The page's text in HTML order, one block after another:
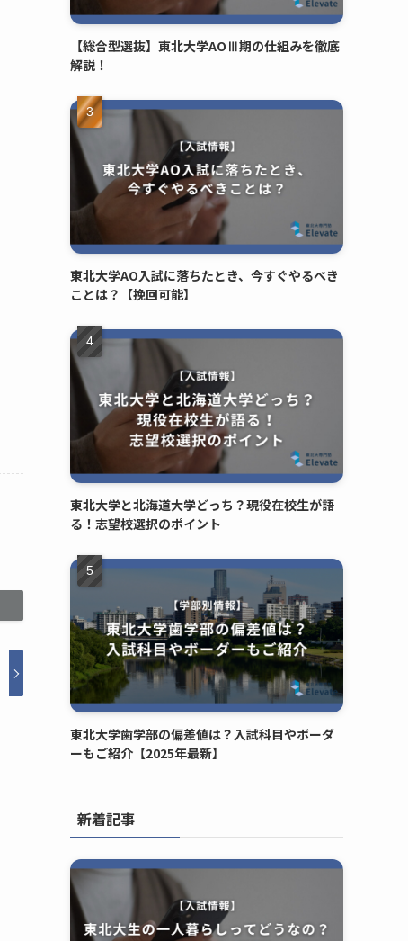
【総合型選抜】東北大学AOⅢ期の仕組みを徹底
解説！
東北大学AO入試に落ちたとき、今すぐやるべき
ことは？【挽回可能】
東北大学と北海道大学どっち？現役在校生が語
る！志望校選択のポイント
東北大学歯学部の偏差値は？入試科目やボーダ
ーもご紹介【2025年最新】
新着記事